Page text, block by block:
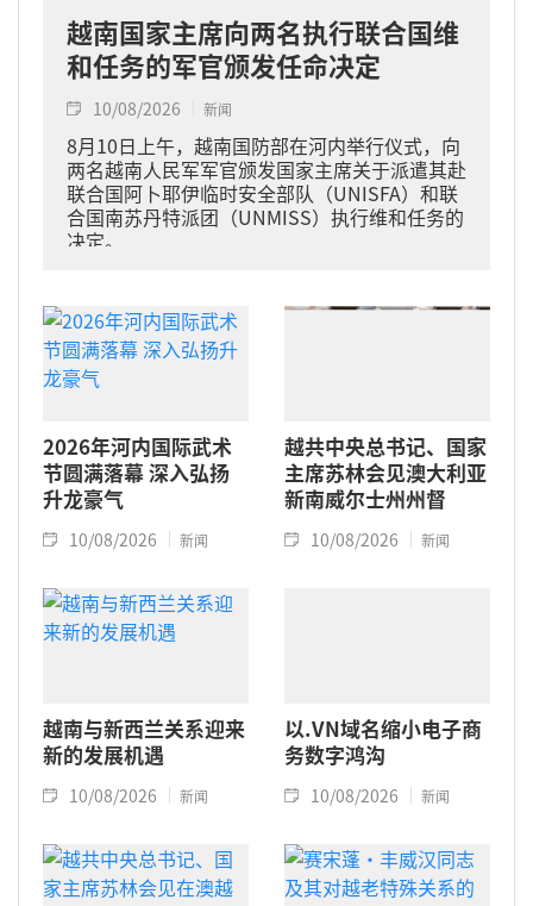
越南国家主席向两名执行联合国维
和任务的军官颁发任命决定
10/08/2026 新闻
8月10日上午，越南国防部在河内举行仪式，向
两名越南人民军军官颁发国家主席关于派遣其赴
联合国阿卜耶伊临时安全部队（UNISFA）和联
合国南苏丹特派团（UNMISS）执行维和任务的
决定。
2026年河内国际武术
节圆满落幕 深入弘扬
升龙豪气
10/08/2026 新闻
越共中央总书记、国家
主席苏林会见澳大利亚
新南威尔士州州督
10/08/2026 新闻
越南与新西兰关系迎来
新的发展机遇
10/08/2026 新闻
以.VN域名缩小电子商
务数字鸿沟
10/08/2026 新闻